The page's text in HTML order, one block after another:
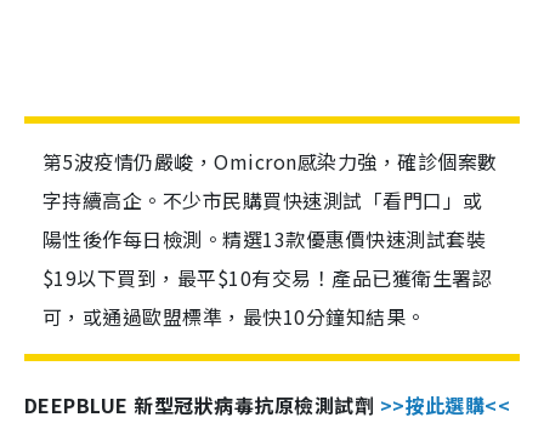
第5波疫情仍嚴峻，Omicron感染力強，確診個案數
字持續高企。不少市民購買快速測試「看門口」或
陽性後作每日檢測。精選13款優惠價快速測試套裝
$19以下買到，最平$10有交易！產品已獲衛生署認
可，或通過歐盟標準，最快10分鐘知結果。
DEEPBLUE 新型冠狀病毒抗原檢測試劑 >>按此選購<<